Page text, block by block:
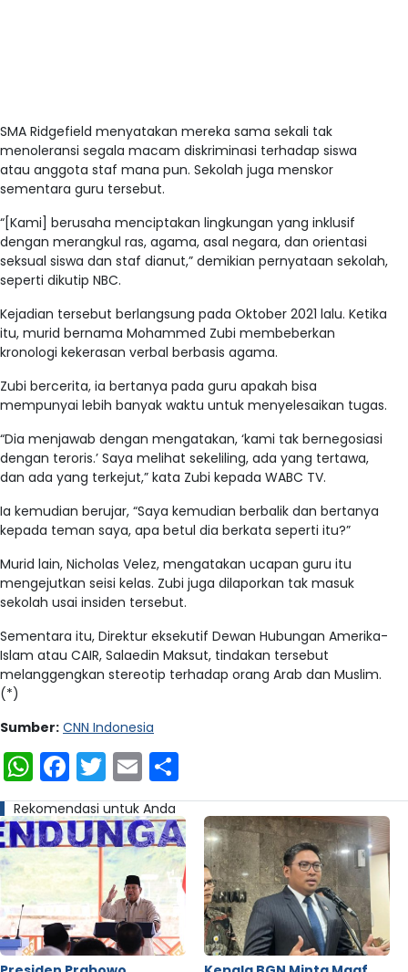
SMA Ridgefield menyatakan mereka sama sekali tak
menoleransi segala macam diskriminasi terhadap siswa
atau anggota staf mana pun. Sekolah juga menskor
sementara guru tersebut.
“[Kami] berusaha menciptakan lingkungan yang inklusif
dengan merangkul ras, agama, asal negara, dan orientasi
seksual siswa dan staf dianut,” demikian pernyataan sekolah,
seperti dikutip NBC.
Kejadian tersebut berlangsung pada Oktober 2021 lalu. Ketika
itu, murid bernama Mohammed Zubi membeberkan
kronologi kekerasan verbal berbasis agama.
Zubi bercerita, ia bertanya pada guru apakah bisa
mempunyai lebih banyak waktu untuk menyelesaikan tugas.
“Dia menjawab dengan mengatakan, ‘kami tak bernegosiasi
dengan teroris.’ Saya melihat sekeliling, ada yang tertawa,
dan ada yang terkejut,” kata Zubi kepada WABC TV.
Ia kemudian berujar, “Saya kemudian berbalik dan bertanya
kepada teman saya, apa betul dia berkata seperti itu?”
Murid lain, Nicholas Velez, mengatakan ucapan guru itu
mengejutkan seisi kelas. Zubi juga dilaporkan tak masuk
sekolah usai insiden tersebut.
Sementara itu, Direktur eksekutif Dewan Hubungan Amerika-
Islam atau CAIR, Salaedin Maksut, tindakan tersebut
melanggengkan stereotip terhadap orang Arab dan Muslim.
(*)
Sumber: CNN Indonesia
WhatsApp
Facebook
Twitter
Email
Rekomendasi untuk Anda